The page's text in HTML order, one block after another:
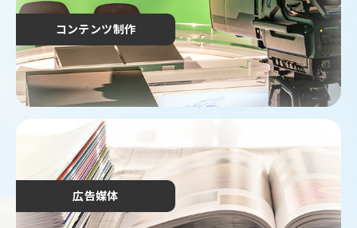
2026.04.03
一部のNEC製Wi-Fiルーターにおける脆弱性について
2026.04.01
「健康経営優良法人2026（中小規模法人部門）」に認
定されました
2026年度日本プロ野球公式戦放送チャンネルのお知ら
2026.03.03
「BS10プレミアム」放送設備の切替に伴う受信待
機・録画再設定のお願い
コンテンツ制作
広告媒体